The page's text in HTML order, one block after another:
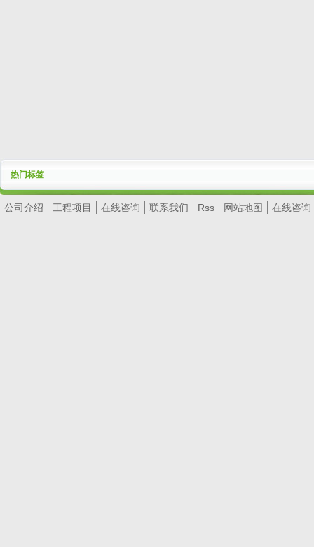
热门标签
公司介绍 工程项目 在线咨询 联系我们 Rss 网站地图 在线咨询